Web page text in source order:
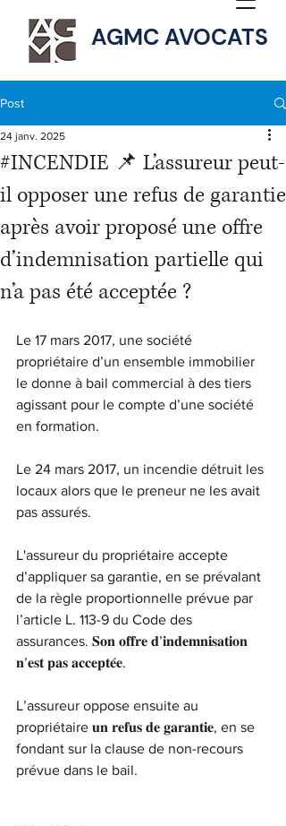
AGMC AVOCATS
Post
#INCENDIE 📌 L’assureur peut-
il opposer une refus de garantie
après avoir proposé une offre
d’indemnisation partielle qui
n’a pas été acceptée ?
24 janv. 2025
Le 17 mars 2017, une société
propriétaire d’un ensemble immobilier
le donne à bail commercial à des tiers
agissant pour le compte d’une société
en formation.
Le 24 mars 2017, un incendie détruit les
locaux alors que le preneur ne les avait
pas assurés.
L'assureur du propriétaire accepte
d’appliquer sa garantie, en se prévalant
de la règle proportionnelle prévue par
l’article L. 113-9 du Code des
assurances. 𝐒𝐨𝐧 𝐨𝐟𝐟𝐫𝐞 𝐝’𝐢𝐧𝐝𝐞𝐦𝐧𝐢𝐬𝐚𝐭𝐢𝐨𝐧
𝐧’𝐞𝐬𝐭 𝐩𝐚𝐬 𝐚𝐜𝐜𝐞𝐩𝐭𝐞́𝐞.
L’assureur oppose ensuite au
propriétaire 𝐮𝐧 𝐫𝐞𝐟𝐮𝐬 𝐝𝐞 𝐠𝐚𝐫𝐚𝐧𝐭𝐢𝐞, en se
fondant sur la clause de non-recours
prévue dans le bail.